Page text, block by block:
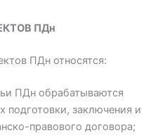
ПДн
ПДн относятся:
ПДн обрабатываются
подготовки, заключения и
правового договора;